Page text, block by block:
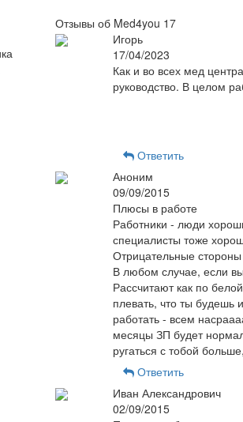
Отзывы об Med4you 17
Игорь
17/04/2023
Как и во всех мед
руководство. В целом
Ответить
Аноним
09/09/2015
Плюсы в работе
Работники - люди
специалисты тоже
Отрицательные стороны
В любом случае, если
Рассчитают как по
плевать, что ты будешь
работать - всем
месяцы ЗП будет
ругаться с тобой
Ответить
Иван Александрович
02/09/2015